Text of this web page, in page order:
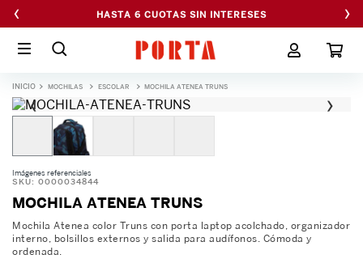
‹ HASTA 6 CUOTAS SIN INTERESES ›
MOCHILAS ESCOLAR MOCHILA ATENEA TRUNS
‹ ›
Imágenes referenciales
SKU: 0000034844
MOCHILA ATENEA TRUNS
Mochila Atenea color Truns con porta laptop acolchado, organizador
interno, bolsillos externos y salida para audífonos. Cómoda y
ordenada.